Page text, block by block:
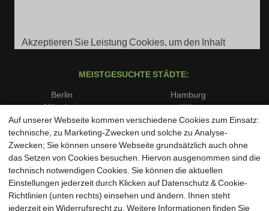
Akzeptieren Sie Leistung Cookies, um den Inhalt
MEISTGESUCHTE STÄDTE:
Berlin
München
Frankfurt am Main
Düsseldorf
Essen
Dresden
Hannover
Duisburg
Wuppertal
Bonn
Hamburg
Köln
Stuttgart
Dortmund
Bremen
Leipzig
Nürnberg
Bochum
Bielefeld
Auf unserer Webseite kommen verschiedene Cookies zum Einsatz:
technische, zu Marketing-Zwecken und solche zu Analyse-
Zwecken; Sie können unsere Webseite grundsätzlich auch ohne
das Setzen von Cookies besuchen. Hiervon ausgenommen sind die
technisch notwendigen Cookies. Sie können die aktuellen
Einstellungen jederzeit durch Klicken auf Datenschutz & Cookie-
Richtlinien (unten rechts) einsehen und ändern. Ihnen steht
jederzeit ein Widerrufsrecht zu. Weitere Informationen finden Sie